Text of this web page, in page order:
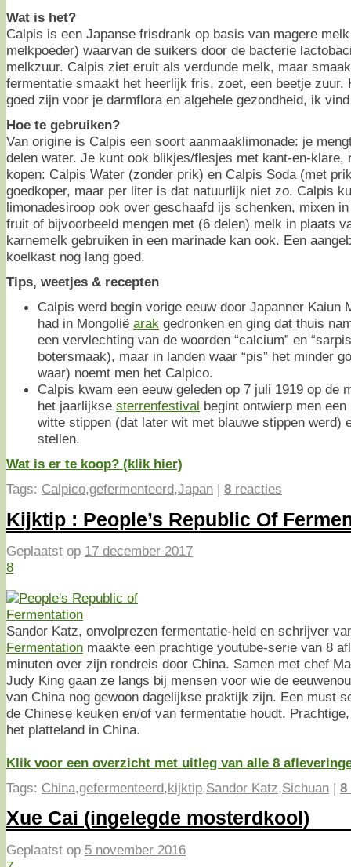
Wat is het?
Calpis is een Japanse frisdrank op basis van magere
melkpoeder) waarvan de suikers door de bacterie
melkzuur. Calpis ziet eruit als verdunde melk, maar
fermentatie smaakt het heerlijk fris, zoet, een beetje zuur.
goed zijn voor je darmflora en algehele gezondheid, ik
Hoe te gebruiken?
Van origine is Calpis een soort aanmaaklimonade: je
delen water. Je kunt ook blikjes/flesjes met kant-en-klare,
kopen: Calpis Water (zonder prik) en Calpis Soda (met
goedkoper, maar per liter is dat natuurlijk niet zo. Calpis
limonadesiroop ook over geschaafd ijs schenken, mixen
fruit of bijvoorbeeld mengen met (6 delen) melk in plaats
karnemelk gebruiken in een marinade kan ook. Een
koelkast nog lang goed.
Tips, weetjes & recepten
Calpis werd begin vorige eeuw door Japanner Kaiun
had in Mongolië arak gedronken en ging dat thuis
een vervlechting van de woorden “calcium” en
botersmaak), maar in landen waar “pis” het minder
waar) noemt men het Calpico.
Calpis kwam een eeuw geleden op 7 juli 1919 op de
het jaarlijkse sterrenfestival begint ontwierp men
witte stippen (dat later wit met blauwe stippen werd)
stellen.
Wat is er te koop? (klik hier)
Tags: Calpico,gefermenteerd,Japan | 8 reacties
Kijktip : People’s Republic Of
Geplaatst op 17 december 2017
8
Sandor Katz, onvolprezen fermentatie-held en schrijver
Fermentation maakte een prachtige youtube-serie van 8
minuten over zijn rondreis door China. Samen met chef
Judy King gaan ze langs bij mensen voor wie de
van China nog gewoon dagelijkse praktijk zijn. Een must
de Chinese keuken en/of van fermentatie houdt.
het platteland in China.
Klik voor een overzicht met uitleg van alle 8
Tags: China,gefermenteerd,kijktip,Sandor Katz,Sichuan | 8
Xue Cai (ingelegde mosterdkool)
Geplaatst op 5 november 2016